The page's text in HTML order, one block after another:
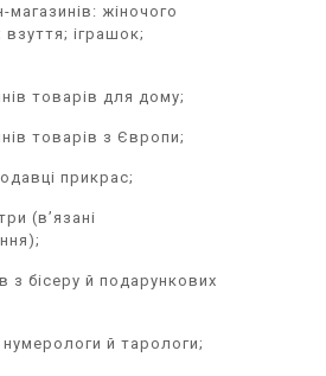
магазинів: жіночого
взуття; іграшок;
товарів для дому;
товарів з Європи;
прикрас;
(вʼязані
з бісеру й подарункових
нумерологи й тарологи;